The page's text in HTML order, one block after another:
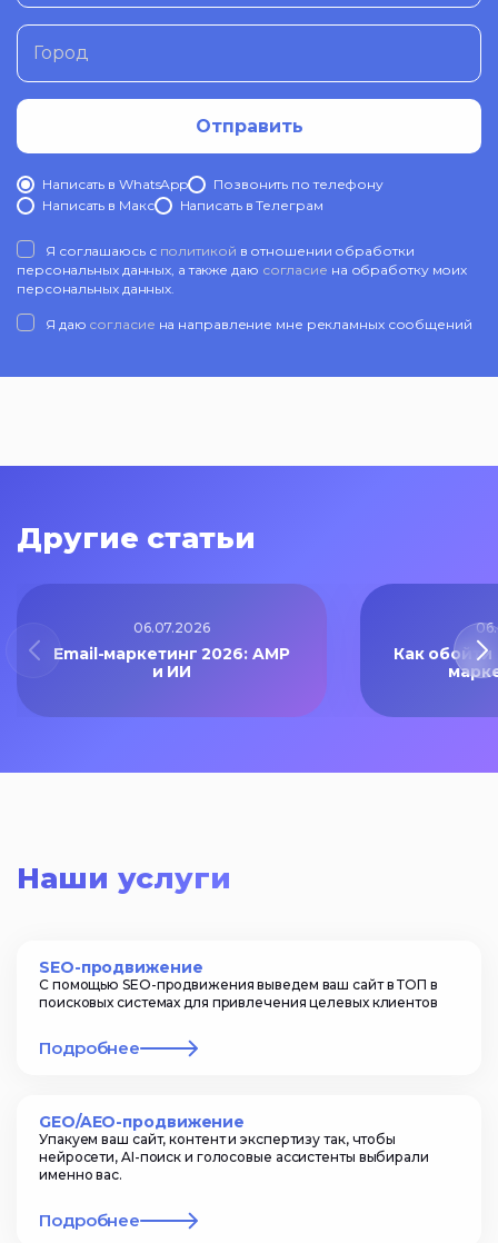
Город
Отправить
Написать в WhatsApp
Позвонить по телефону
Написать в Mакс
Написать в Телеграм
Я соглашаюсь с политикой в отношении обработки
персональных данных, а также даю согласие на обработку моих
персональных данных.
Я даю согласие на направление мне рекламных сообщений
Другие статьи
06.07.2026
Email-маркетинг 2026: AMP
и ИИ
Как обойти
Наши услуги
SEO-продвижение
С помощью SEO-продвижения выведем ваш сайт в ТОП в
поисковых системах для привлечения целевых клиентов
Подробнее
GEO/AEO-продвижение
Упакуем ваш сайт, контент и экспертизу так, чтобы
нейросети, AI-поиск и голосовые ассистенты выбирали
именно вас.
Подробнее